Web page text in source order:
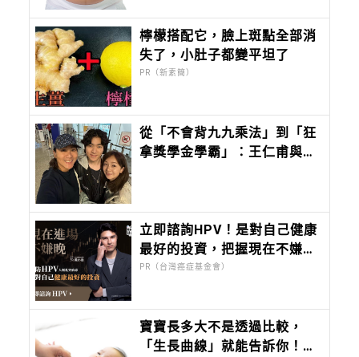
檸檬搭配它，臉上斑點全部消
失了，小肚子都變平坦了
PR（新素簡）
從「不會背九九乘法」到「狂
拿獎學金學霸」：王仁甫與季
立即諮詢HPV！是對自己健康
最好的投資，把握現在不嫌
晚！
PR（台灣癌症基金會）
寶寶長多大不是透過比較，
「生長曲線」就能告訴你！落